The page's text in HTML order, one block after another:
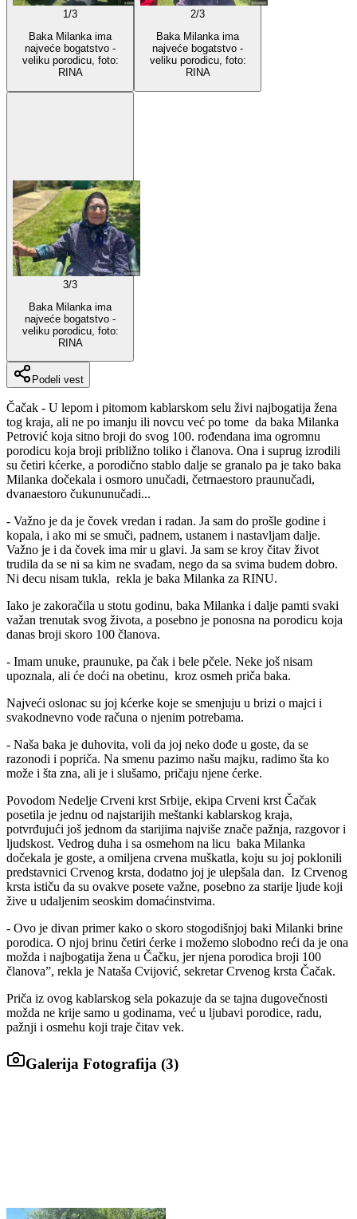
1 /3
Baka Milanka ima
najveće bogatstvo -
veliku porodicu, foto:
RINA
2/3
Baka Milanka ima
najveće bogatstvo -
veliku porodicu, foto:
RINA
3/3
Baka Milanka ima
najveće bogatstvo -
veliku porodicu, foto:
RINA
Podeli vest
Čačak - U lepom i pitomom kablarskom selu živi najbogatija žena
tog kraja, ali ne po imanju ili novcu već po tome da baka Milanka
Petrović koja sitno broji do svog 100. rođendana ima ogromnu
porodicu koja broji približno toliko i članova. Ona i suprug izrodili
su četiri kćerke, a porodično stablo dalje se granalo pa je tako baka
Milanka dočekala i osmoro unučadi, četrnaestoro praunučadi,
dvanaestoro čukununučadi...
- Važno je da je čovek vredan i radan. Ja sam do prošle godine i
kopala, i ako mi se smuči, padnem, ustanem i nastavljam dalje.
Važno je i da čovek ima mir u glavi. Ja sam se kroy čitav život
trudila da se ni sa kim ne svađam, nego da sa svima budem dobro.
Ni decu nisam tukla, rekla je baka Milanka za RINU.
Iako je zakoračila u stotu godinu, baka Milanka i dalje pamti svaki
važan trenutak svog života, a posebno je ponosna na porodicu koja
danas broji skoro 100 članova.
- Imam unuke, praunuke, pa čak i bele pčele. Neke još nisam
upoznala, ali će doći na obetinu, kroz osmeh priča baka.
Najveći oslonac su joj kćerke koje se smenjuju u brizi o majci i
svakodnevno vode računa o njenim potrebama.
- Naša baka je duhovita, voli da joj neko dođe u goste, da se
razonodi i popriča. Na smenu pazimo našu majku, radimo šta ko
može i šta zna, ali je i slušamo, pričaju njene ćerke.
Povodom Nedelje Crveni krst Srbije, ekipa Crveni krst Čačak
posetila je jednu od najstarijih meštanki kablarskog kraja,
potvrđujući još jednom da starijima najviše znače pažnja, razgovor i
ljudskost. Vedrog duha i sa osmehom na licu baka Milanka
dočekala je goste, a omiljena crvena muškatla, koju su joj poklonili
predstavnici Crvenog krsta, dodatno joj je ulepšala dan. Iz Crvenog
krsta ističu da su ovakve posete važne, posebno za starije ljude koji
žive u udaljenim seoskim domaćinstvima.
- Ovo je divan primer kako o skoro stogodišnjoj baki Milanki brine
porodica. O njoj brinu četiri ćerke i možemo slobodno reći da je ona
možda i najbogatija žena u Čačku, jer njena porodica broji 100
članova”, rekla je Nataša Cvijović, sekretar Crvenog krsta Čačak.
Priča iz ovog kablarskog sela pokazuje da se tajna dugovečnosti
možda ne krije samo u godinama, već u ljubavi porodice, radu,
pažnji i osmehu koji traje čitav vek.
Galerija Fotografija (3)